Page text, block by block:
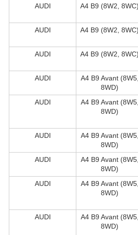
AUDI
A4 B9 (8W2, 8WC)
AUDI
A4 B9 (8W2, 8WC)
AUDI
A4 B9 (8W2, 8WC)
AUDI
A4 B9 Avant (8W5,
8WD)
AUDI
A4 B9 Avant (8W5,
8WD)
AUDI
A4 B9 Avant (8W5,
8WD)
AUDI
A4 B9 Avant (8W5,
8WD)
AUDI
A4 B9 Avant (8W5,
8WD)
AUDI
A4 B9 Avant (8W5,
8WD)